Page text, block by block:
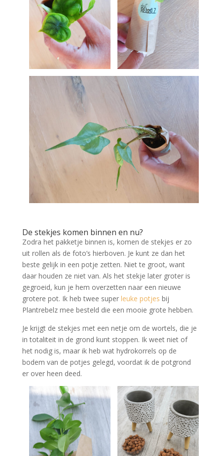
De stekjes komen binnen en nu?
Zodra het pakketje binnen is, komen de stekjes er zo
uit rollen als de foto’s hierboven. Je kunt ze dan het
beste gelijk in een potje zetten. Niet te groot, want
daar houden ze niet van. Als het stekje later groter is
gegroeid, kun je hem overzetten naar een nieuwe
grotere pot. Ik heb twee super leuke potjes bij
Plantrebelz mee besteld die een mooie grote hebben.
Je krijgt de stekjes met een netje om de wortels, die je
in totaliteit in de grond kunt stoppen. Ik weet niet of
het nodig is, maar ik heb wat hydrokorrels op de
bodem van de potjes gelegd, voordat ik de potgrond
er over heen deed.